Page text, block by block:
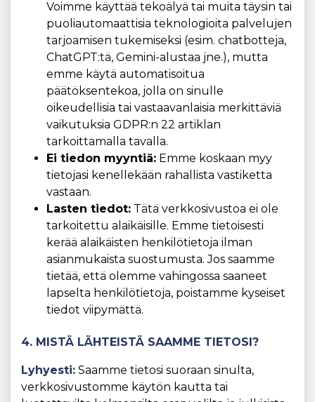
Voimme käyttää tekoälyä tai muita täysin tai
puoliautomaattisia teknologioita palvelujen
tarjoamisen tukemiseksi (esim. chatbotteja,
ChatGPT:tä, Gemini-alustaa jne.), mutta
emme käytä automatisoitua
päätöksentekoa, jolla on sinulle
oikeudellisia tai vastaavanlaisia ​​merkittäviä
vaikutuksia GDPR:n 22 artiklan
tarkoittamalla tavalla.
Ei tiedon myyntiä: Emme koskaan myy
tietojasi kenellekään rahallista vastiketta
vastaan.
Lasten tiedot: Tätä verkkosivustoa ei ole
tarkoitettu alaikäisille. Emme tietoisesti
kerää alaikäisten henkilötietoja ilman
asianmukaista suostumusta. Jos saamme
tietää, että olemme vahingossa saaneet
lapselta henkilötietoja, poistamme kyseiset
tiedot viipymättä.
4. MISTÄ LÄHTEISTÄ SAAMME TIETOSI?
Lyhyesti: Saamme tietosi suoraan sinulta,
verkkosivustomme käytön kautta tai